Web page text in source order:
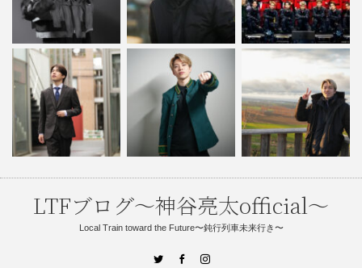
LTFブログ〜神谷亮太official〜
Local Train toward the Future〜鈍行列車未来行き〜
TwitterFacebook